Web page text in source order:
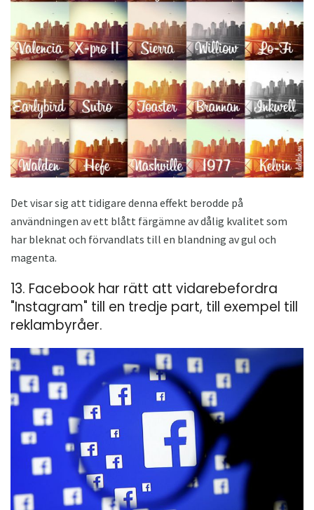
Det visar sig att tidigare denna effekt berodde på
användningen av ett blått färgämne av dålig kvalitet som
har bleknat och förvandlats till en blandning av gul och
magenta.
13. Facebook har rätt att vidarebefordra
"Instagram" till en tredje part, till exempel till
reklambyråer.